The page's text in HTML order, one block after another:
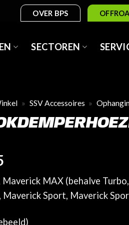
OVER BPS
SECTOREN
» SSV Accessoires »
MAX (behalve
Maverick Sport, Maverick